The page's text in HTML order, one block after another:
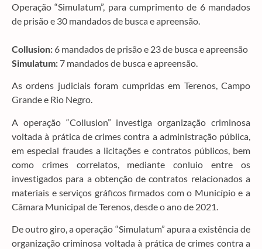
Operação “Simulatum”, para cumprimento de 6 mandados
de prisão e 30 mandados de busca e apreensão.
Collusion: 6 mandados de prisão e 23 de busca e apreensão
Simulatum: 7 mandados de busca e apreensão.
As ordens judiciais foram cumpridas em Terenos, Campo
Grande e Rio Negro.
A operação “Collusion” investiga organização criminosa
voltada à prática de crimes contra a administração pública,
em especial fraudes a licitações e contratos públicos, bem
como crimes correlatos, mediante conluio entre os
investigados para a obtenção de contratos relacionados a
materiais e serviços gráficos firmados com o Município e a
Câmara Municipal de Terenos, desde o ano de 2021.
De outro giro, a operação “Simulatum” apura a existência de
organização criminosa voltada à prática de crimes contra a